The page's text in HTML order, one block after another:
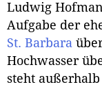
Ludwig
Aufgabe der
St. Barbara
Hochwasser
steht